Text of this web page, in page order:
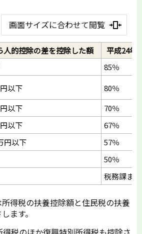
画面サイズに合わせて閲覧
人的控除の差を控除した額
平成24年
85％
以下
80％
以下
70％
以下
67％
円以下
57％
50％
税務課ま
得税の扶養控除額と住民税の扶養
ます。